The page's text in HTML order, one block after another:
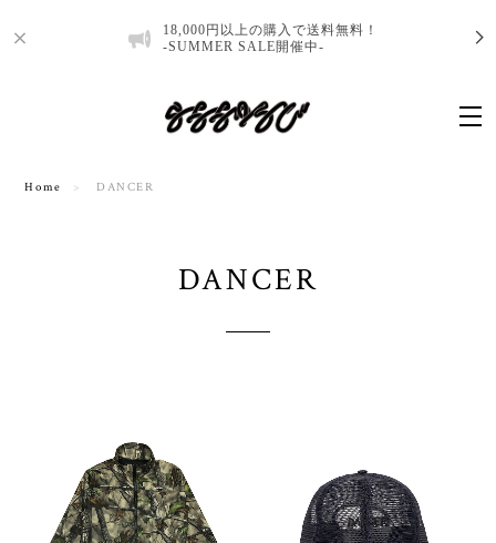
18,000円以上の購入で送料無料！
-SUMMER SALE開催中-
Home DANCER
DANCER